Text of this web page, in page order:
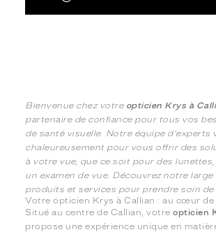
Bienvenue chez votre opticien Krys à
partenaire de confiance pour tous vos
de santé visuelle. Notre équipe d'experts
chaleureusement pour vous offrir des
à votre vue, que ce soit pour des
un examen de vue. Découvrez notre
produits et services pour prendre soin de
Votre opticien Krys à Callian : au cœur de
Situé au centre de Callian, votreopticien
propose une expérience unique en